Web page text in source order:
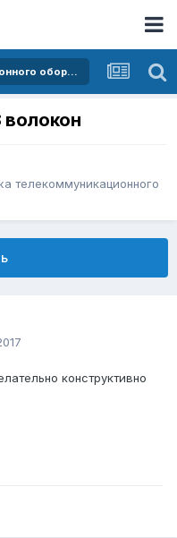
Покупка и продажа телекоммуникационного оборудования
телекоммуникационного
конструктивно